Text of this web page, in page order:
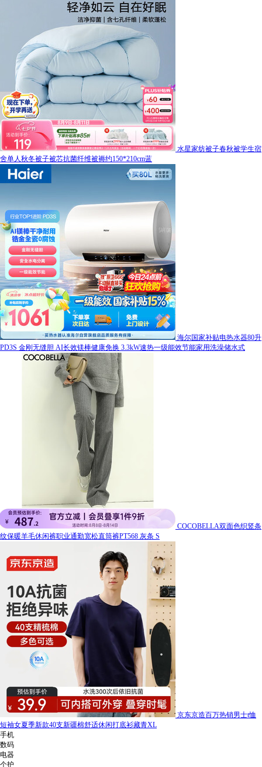
水星家纺被子春秋被学生宿
舍单人秋冬被子被芯抗菌纤维被褥约150*210cm蓝
海尔国家补贴电热水器80升
PD3S 金刚无缝胆 AI长效镁棒健康免换 3.3kW速热一级能效节能家用洗澡储水式
COCOBELLA双面色织竖条
纹保暖羊毛休闲裤职业通勤宽松直筒裤PT568 灰条 S
京东京造百万热销男士t恤
短袖女夏季新款40支新疆棉舒适休闲打底衫藏青XL
手机
数码
电器
个护